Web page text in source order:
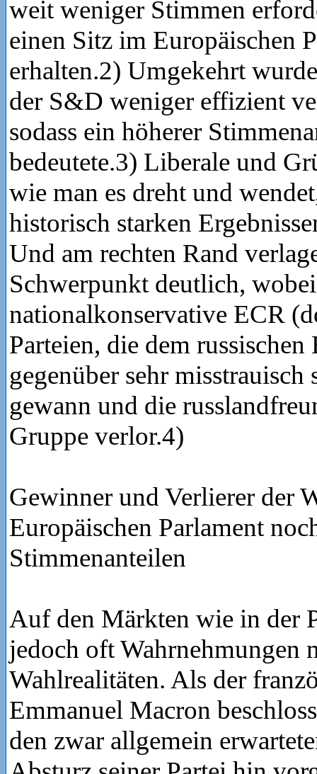
weit weniger Stimmen
einen Sitz im Europäischen
erhalten.2) Umgekehrt
der S&D weniger effizient
sodass ein höherer
bedeutete.3) Liberale und
wie man es dreht und
historisch starken
Und am rechten Rand
Schwerpunkt deutlich,
nationalkonservative ECR
Parteien, die dem russischen
gegenüber sehr misstrauisch
gewann und die
Gruppe verlor.4)
Gewinner und Verlierer der
Europäischen Parlament
Stimmenanteilen
Auf den Märkten wie in der
jedoch oft Wahrnehmungen
Wahlrealitäten. Als der
Emmanuel Macron
den zwar allgemein